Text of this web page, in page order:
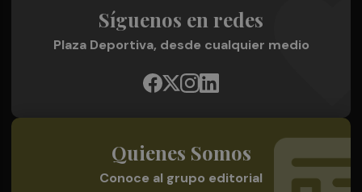
Síguenos en redes
Plaza Deportiva, desde cualquier medio
Quienes Somos
Conoce al grupo editorial